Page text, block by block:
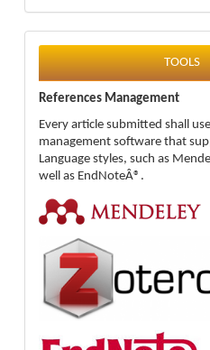
tools
TOOLS
References Management
Every article submitted shall
management software that
Language styles, such as
well as EndNoteÂ®.